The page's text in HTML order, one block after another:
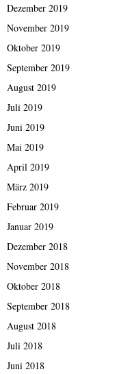
Dezember 2019
November 2019
Oktober 2019
September 2019
August 2019
Juli 2019
Juni 2019
Mai 2019
April 2019
März 2019
Februar 2019
Januar 2019
Dezember 2018
November 2018
Oktober 2018
September 2018
August 2018
Juli 2018
Juni 2018